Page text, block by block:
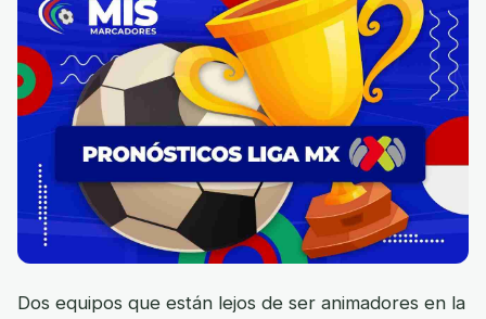
Dos equipos que están lejos de ser animadores en la